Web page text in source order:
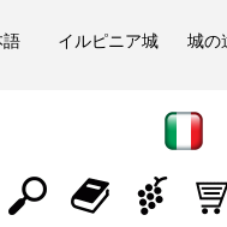
語 イルピニア城 城の